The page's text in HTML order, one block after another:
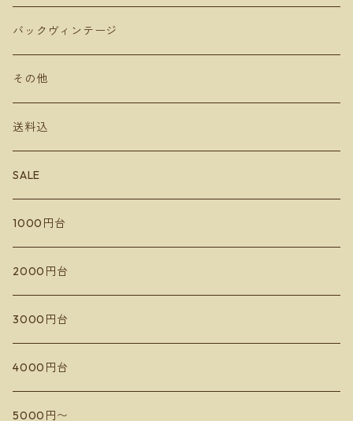
千歳ワイナリー
宮本ヴィンヤード
10R Winery
イレンカ
蘭越いとう農園
ルナピエナ
アビーズバインズ
Les Vins Debrouillards
Sail the ship vineyard
小嶋屋
ビネガー
チーズ
バックヴィンテージ
その他
送料込
SALE
1000円台
2000円台
3000円台
4000円台
5000円〜